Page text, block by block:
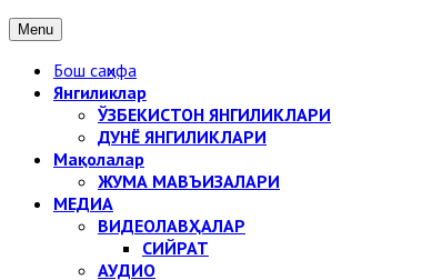
Menu
Бош саҳифа
Янгиликлар
ЎЗБЕКИСТОН ЯНГИЛИКЛАРИ
ДУНЁ ЯНГИЛИКЛАРИ
Мақолалар
ЖУМА МАВЪИЗАЛАРИ
МЕДИА
ВИДЕОЛАВҲАЛАР
СИЙРАТ
АУДИО